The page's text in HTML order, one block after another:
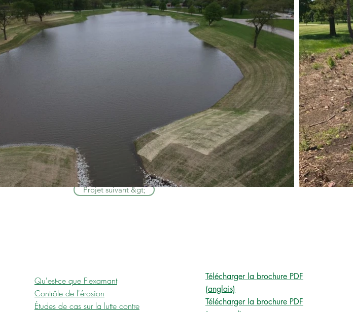
Projet suivant &gt;
Qu'est-ce que Flexamant
Contrôle de l'érosion
Études de cas sur la lutte contre
Télécharger la brochure PDF
(anglais)
Télécharger la brochure PDF